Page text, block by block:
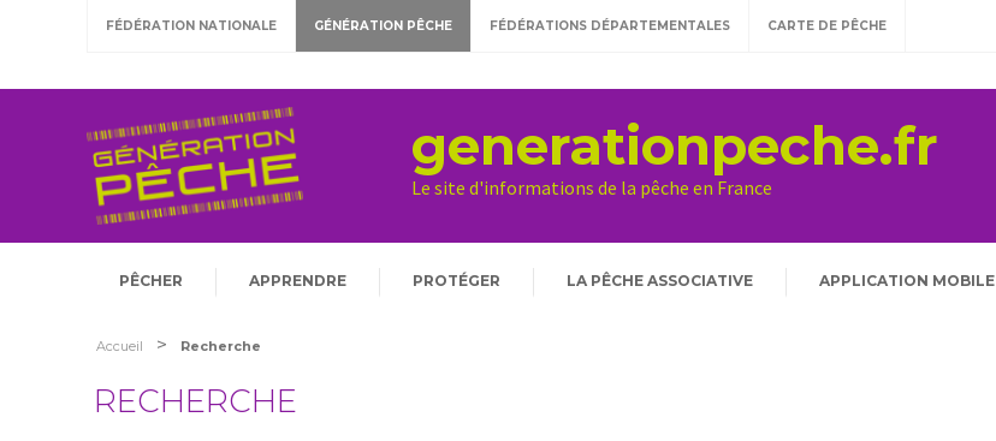
FÉDÉRATION NATIONALE GÉNÉRATION PÊCHE FÉDÉRATIONS DÉPARTEMENTALES CARTE DE PÊCHE
generationpeche.fr
Le site d'informations de la pêche en France
PÊCHER APPRENDRE PROTÉGER LA PÊCHE ASSOCIATIVE APPLICATION MOBILE
Accueil > Recherche
RECHERCHE